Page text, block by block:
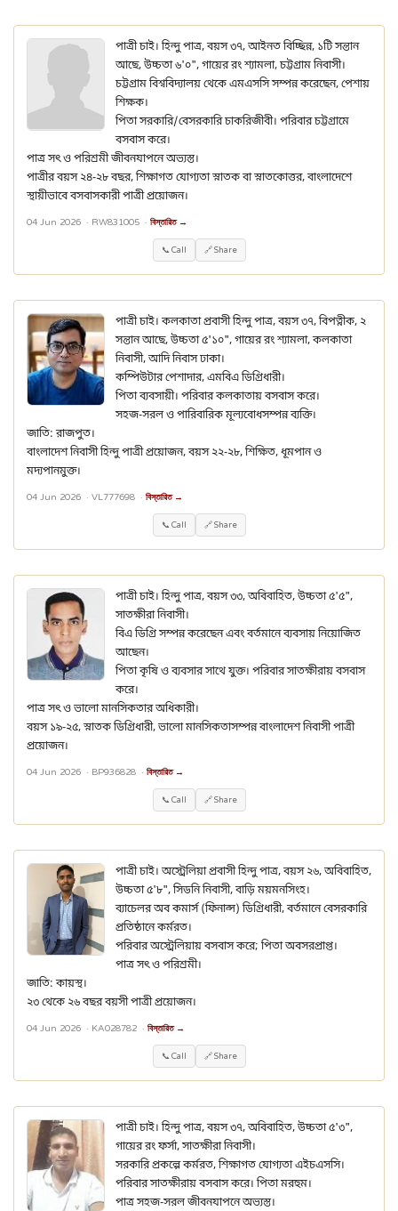
পাত্রী চাই। হিন্দু পাত্র, বয়স ৩৭, আইনত বিচ্ছিন্ন, ১টি সন্তান
আছে, উচ্চতা ৬'০", গায়ের রং শ্যামলা, চট্টগ্রাম নিবাসী।
চট্টগ্রাম বিশ্ববিদ্যালয় থেকে এমএসসি সম্পন্ন করেছেন, পেশায়
শিক্ষক।
পিতা সরকারি/বেসরকারি চাকরিজীবী। পরিবার চট্টগ্রামে
বসবাস করে।
পাত্র সৎ ও পরিশ্রমী জীবনযাপনে অভ্যস্ত।
পাত্রীর বয়স ২৪-২৮ বছর, শিক্ষাগত যোগ্যতা স্নাতক বা স্নাতকোত্তর, বাংলাদেশে
স্থায়ীভাবে বসবাসকারী পাত্রী প্রয়োজন।
04 Jun 2026 · RW831005 · বিস্তারিত →
📞 Call 🔗 Share
পাত্রী চাই। কলকাতা প্রবাসী হিন্দু পাত্র, বয়স ৩৭, বিপত্নীক, ২
সন্তান আছে, উচ্চতা ৫'১০", গায়ের রং শ্যামলা, কলকাতা
নিবাসী, আদি নিবাস ঢাকা।
কম্পিউটার পেশাদার, এমবিএ ডিগ্রিধারী।
পিতা ব্যবসায়ী। পরিবার কলকাতায় বসবাস করে।
সহজ-সরল ও পারিবারিক মূল্যবোধসম্পন্ন ব্যক্তি।
জাতি: রাজপুত।
বাংলাদেশ নিবাসী হিন্দু পাত্রী প্রয়োজন, বয়স ২২-২৮, শিক্ষিত, ধূমপান ও
মদ্যপানমুক্ত।
04 Jun 2026 · VL777698 · বিস্তারিত →
📞 Call 🔗 Share
পাত্রী চাই। হিন্দু পাত্র, বয়স ৩৩, অবিবাহিত, উচ্চতা ৫'৫",
সাতক্ষীরা নিবাসী।
বিএ ডিগ্রি সম্পন্ন করেছেন এবং বর্তমানে ব্যবসায় নিয়োজিত
আছেন।
পিতা কৃষি ও ব্যবসার সাথে যুক্ত। পরিবার সাতক্ষীরায় বসবাস
করে।
পাত্র সৎ ও ভালো মানসিকতার অধিকারী।
বয়স ১৯-২৫, স্নাতক ডিগ্রিধারী, ভালো মানসিকতাসম্পন্ন বাংলাদেশ নিবাসী পাত্রী
প্রয়োজন।
04 Jun 2026 · BP936828 · বিস্তারিত →
📞 Call 🔗 Share
পাত্রী চাই। অস্ট্রেলিয়া প্রবাসী হিন্দু পাত্র, বয়স ২৬, অবিবাহিত,
উচ্চতা ৫'৮", সিডনি নিবাসী, বাড়ি ময়মনসিংহ।
ব্যাচেলর অব কমার্স (ফিনান্স) ডিগ্রিধারী, বর্তমানে বেসরকারি
প্রতিষ্ঠানে কর্মরত।
পরিবার অস্ট্রেলিয়ায় বসবাস করে; পিতা অবসরপ্রাপ্ত।
পাত্র সৎ ও পরিশ্রমী।
জাতি: কায়স্থ।
২৩ থেকে ২৬ বছর বয়সী পাত্রী প্রয়োজন।
04 Jun 2026 · KA028782 · বিস্তারিত →
📞 Call 🔗 Share
পাত্রী চাই। হিন্দু পাত্র, বয়স ৩৭, অবিবাহিত, উচ্চতা ৫'৩",
গায়ের রং ফর্সা, সাতক্ষীরা নিবাসী।
সরকারি প্রকল্পে কর্মরত, শিক্ষাগত যোগ্যতা এইচএসসি।
পরিবার সাতক্ষীরায় বসবাস করে। পিতা মরহুম।
পাত্র সহজ-সরল জীবনযাপনে অভ্যস্ত।